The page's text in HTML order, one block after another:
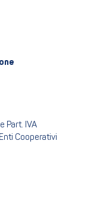
Part. IVA
Cooperativi